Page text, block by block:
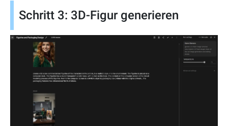
Schritt 3: 3D-Figur generieren